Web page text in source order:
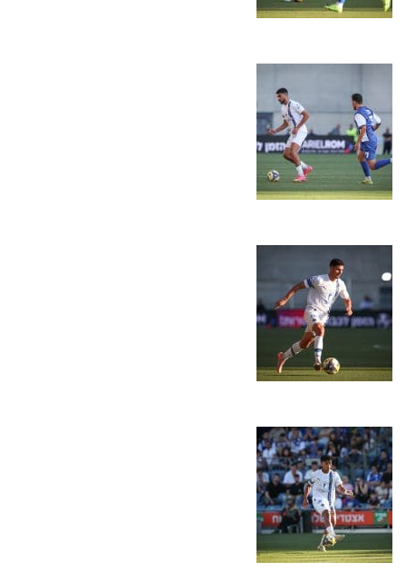
מכבי TV